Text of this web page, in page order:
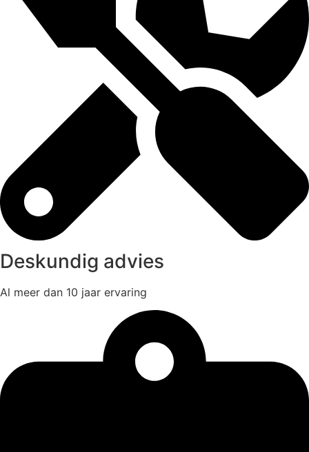
Deskundig advies
Al meer dan 10 jaar ervaring